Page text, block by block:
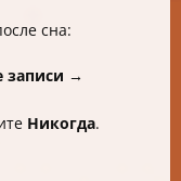
сна:
записи →
Никогда.